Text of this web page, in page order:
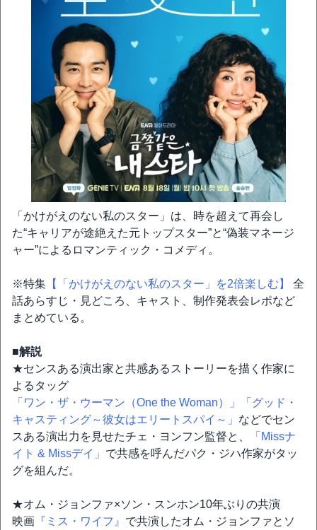
「かけがえのない私のスター」は、時を超えて再会し
た“キャリアが途絶えた元トップスター”と“偽装マネージ
ャー”によるロマンティック・コメディ。
※特集 【「かけがえのない私のスター」を2倍楽しむ】
全
話あらすじ・見どころ、キャスト、制作発表会レポなど
まとめている。
■解説
★センスある演出家と共感あるストーリーを描く作家に
よるタッグ
「ワン・ザ・ウーマン（One the Woman）」
「グッド・
キャスティング～彼女はエリートスパイ～」 などでセン
スある演出力を見せたチェ・ヨンフン監督と、
「Missナ
イト & Missデイ」 で共感を呼んだパク・ジハ作家がタッ
グを組んだ。
★オム・ジョンファ×ソン・スンホン10年ぶりの共演
映画 『ミス・ワイフ』 で共演したオム・ジョンファとソ